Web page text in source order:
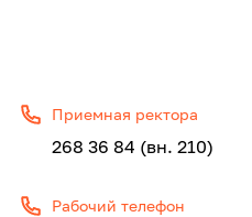
Приемная ректора
268 36 84 (вн. 210)
Рабочий телефон